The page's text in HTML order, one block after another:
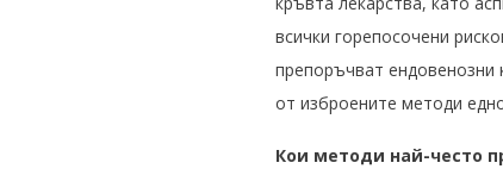
всички горепосочени
препоръчват ендовенозни
от изброените методи
Кои методи най-често